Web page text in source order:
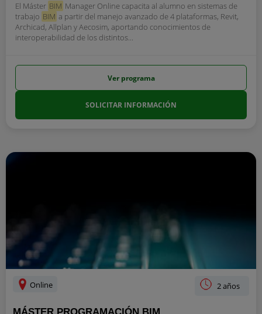
El Máster BIM Manager Online capacita al alumno en sistemas de
trabajo BIM a partir del manejo avanzado de 4 plataformas, Revit,
Archicad, Allplan y Aecosim, aportando conocimientos de
interoperabilidad de los distintos...
Ver programa
SOLICITAR INFORMACIÓN
Online 2 años